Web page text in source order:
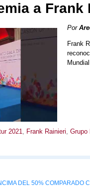
a
Por
Frank
2021 Frank Rainieri Grupo
DEL 50% COMPARADO